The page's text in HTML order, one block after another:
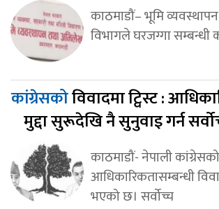
काठमाडौं– भूमि
विभागले घरजग्गा सम्बन्धी
कांग्रेसकोविवादमा ट्विस्ट :
मुद्दा सुरूदेखि नै सुनुवाइ गर्न
काठमाडौं- नेपाली कांग्रेसको
आधिकारिकतासम्बन्धी
भएको छ। सर्वोच्च